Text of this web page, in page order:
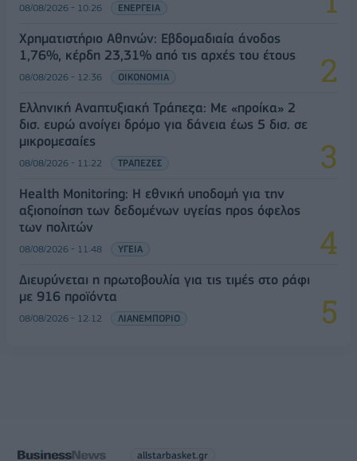
08/08/2026 - 10:26 ΕΝΕΡΓΕΙΑ
Χρηματιστήριο Αθηνών: Εβδομαδιαία άνοδος
1,76%, κέρδη 23,31% από τις αρχές του έτους
08/08/2026 - 12:36 ΟΙΚΟΝΟΜΙΑ
Ελληνική Αναπτυξιακή Τράπεζα: Με «προίκα» 2
δισ. ευρώ ανοίγει δρόμο για δάνεια έως 5 δισ. σε
μικρομεσαίες
08/08/2026 - 11:22 ΤΡΑΠΕΖΕΣ
Health Monitoring: Η εθνική υποδομή για την
αξιοποίηση των δεδομένων υγείας προς όφελος
των πολιτών
08/08/2026 - 11:48 ΥΓΕΙΑ
Διευρύνεται η πρωτοβουλία για τις τιμές στο ράφι
με 916 προϊόντα
08/08/2026 - 12:12 ΛΙΑΝΕΜΠΟΡΙΟ
allstarbasket.gr